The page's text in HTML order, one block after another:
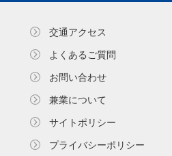
交通アクセス
よくあるご質問
お問い合わせ
兼業について
サイトポリシー
プライバシーポリシー